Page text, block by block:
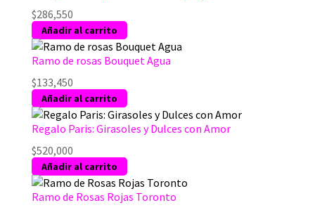
$286,550
Añadir al carrito
Ramo de rosas Bouquet Agua
$133,450
Añadir al carrito
Regalo Paris: Girasoles y Dulces con Amor
$520,000
Añadir al carrito
Ramo de Rosas Rojas Toronto